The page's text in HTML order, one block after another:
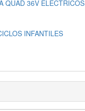
QUAD 36V ELÉCTRICOS
INFANTILES